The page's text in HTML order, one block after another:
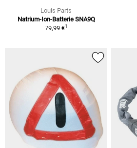
Louis Parts
Natrium-Ion-Batterie SNA9Q
79,99 €1